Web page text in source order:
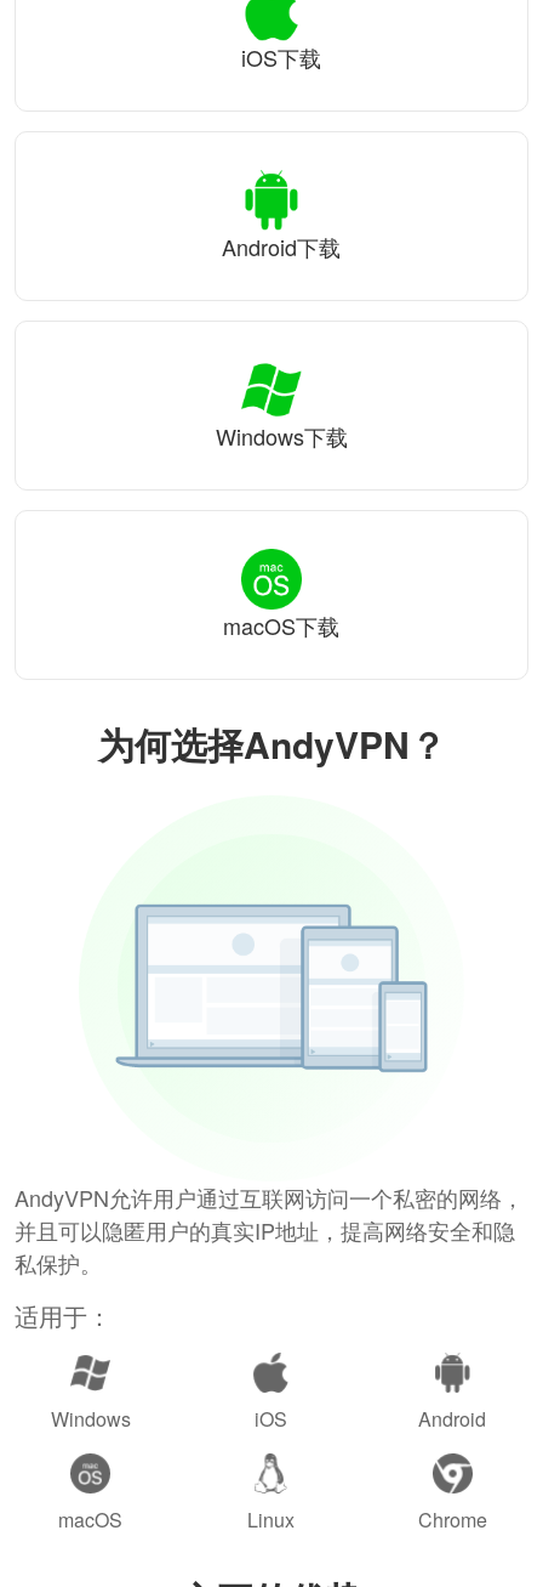
为何选择AndyVPN？
AndyVPN允许用户通过互联网访问一个私密的网络，
并且可以隐匿用户的真实IP地址，提高网络安全和隐
私保护。
适用于：
Windows iOS Android
macOS Linux Chrome
iOS下载
Android下载
Windows下载
macOS下载